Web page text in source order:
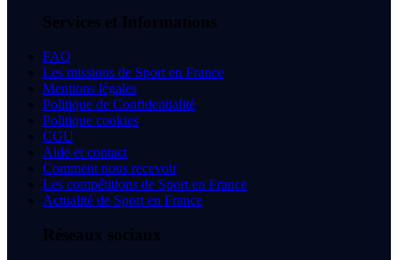
Services et Informations
FAQ
Les missions de Sport en France
Mentions légales
Politique de Confidentialité
Politique cookies
CGU
Aide et contact
Comment nous recevoir
Les compétitions de Sport en France
Actualité de Sport en France
Réseaux sociaux